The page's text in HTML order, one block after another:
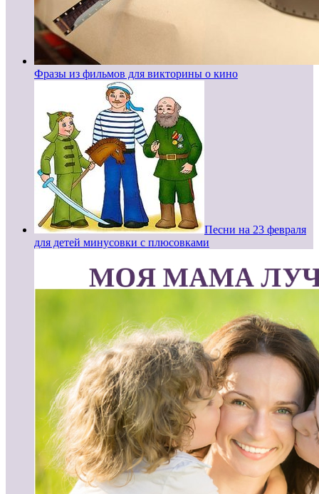
Фразы из фильмов для викторины о кино
Песни на 23 февраля
для детей минусовки с плюсовками